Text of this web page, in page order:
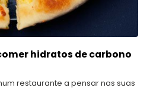
hidratos de carbono
restaurante a pensar nas suas